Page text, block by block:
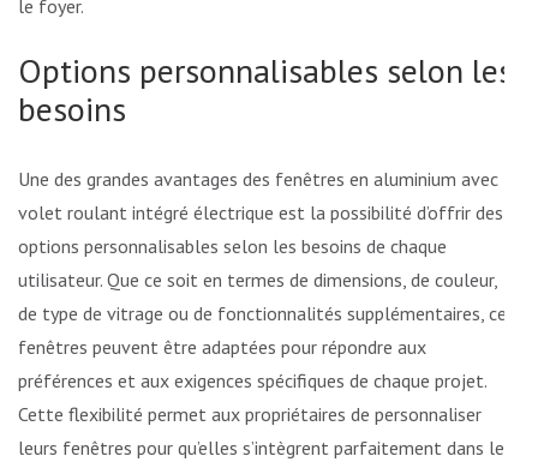
le foyer.
Options personnalisables selon les
besoins
Une des grandes avantages des fenêtres en aluminium avec
volet roulant intégré électrique est la possibilité d’offrir des
options personnalisables selon les besoins de chaque
utilisateur. Que ce soit en termes de dimensions, de couleur,
de type de vitrage ou de fonctionnalités supplémentaires, ces
fenêtres peuvent être adaptées pour répondre aux
préférences et aux exigences spécifiques de chaque projet.
Cette flexibilité permet aux propriétaires de personnaliser
leurs fenêtres pour qu’elles s’intègrent parfaitement dans leur